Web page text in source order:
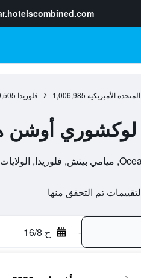
الأميريكية 1,006,985 فلوريدا
أوشن
- ح 16/8